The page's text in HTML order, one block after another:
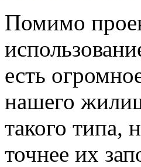
Помимо
есть
нашего
такого типа,
точнее их